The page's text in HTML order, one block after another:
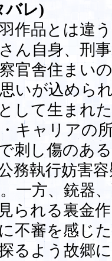
バレ)
作品とは違
ん自身、刑
官舎住まい
いが込めら
して生まれ
キャリアの
刺し傷のあ
務執行妨害
一方、銃器
られる裏金
不審を感じ
るよう故郷